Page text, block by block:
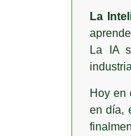
La
La IA
Hoy en
en día,